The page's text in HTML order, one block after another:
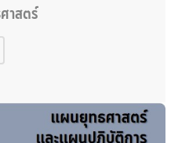
าสตร์